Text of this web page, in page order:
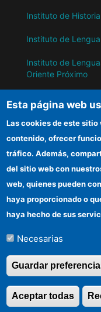
Instituto de Historia
Instituto de
Instituto de
Oriente Próximo
IH
Información para
Organismos
Cómo llegar
©Copyright 2026
reservados
Esta página web
Las cookies de este sitio
contenido, ofrecer
tráfico. Además,
del sitio web con
web, quienes pueden
haya proporcionado o
haya hecho de sus
Necesarias
Guardar
Aceptar todas